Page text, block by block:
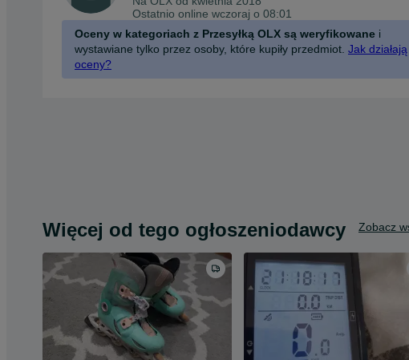
Ostatnio online wczoraj o 08:01
Oceny w kategoriach z Przesyłką OLX są weryfikowane i
wystawiane tylko przez osoby, które kupiły przedmiot. Jak działają
oceny?
Więcej od tego ogłoszeniodawcy Zobacz